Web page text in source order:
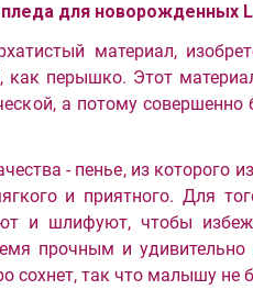
пледа для новорожденных
материал,
как перышко. Этот
а потому
- пенье, из которого
и приятного. Для
и шлифуют, чтобы
прочным и удивительно
сохнет, так что малышу не